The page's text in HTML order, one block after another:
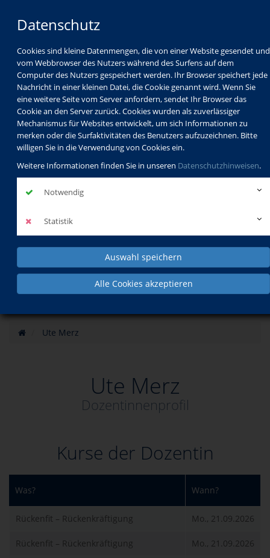
Datenschutz
Cookies sind kleine Datenmengen, die von einer Website gesendet und
vom Webbrowser des Nutzers während des Surfens auf dem
Computer des Nutzers gespeichert werden. Ihr Browser speichert jede
Nachricht in einer kleinen Datei, die Cookie genannt wird. Wenn Sie
eine weitere Seite vom Server anfordern, sendet Ihr Browser das
Cookie an den Server zurück. Cookies wurden als zuverlässiger
Mechanismus für Websites entwickelt, um sich Informationen zu
merken oder die Surfaktivitäten des Benutzers aufzuzeichnen. Bitte
willigen Sie in die Verwendung von Cookies ein.
Weitere Informationen finden Sie in unseren Datenschutzhinweisen.
Notwendig
Statistik
Auswahl speichern
Alle Cookies akzeptieren
Programm
Schulabschlüsse
Schulkindbetreuung
Service
Ute Merz
Ute Merz
Dozentinnenprofil
Kurse der Dozentin
Was? Wann?
Rückenfit – Rückenkräftigung Mo., 21.09.2026
Rückenfit – Rückenkräftigung Mo., 21.09.2026